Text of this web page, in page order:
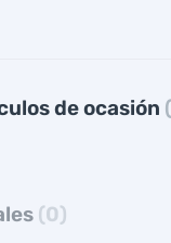
de ocasión
(0)